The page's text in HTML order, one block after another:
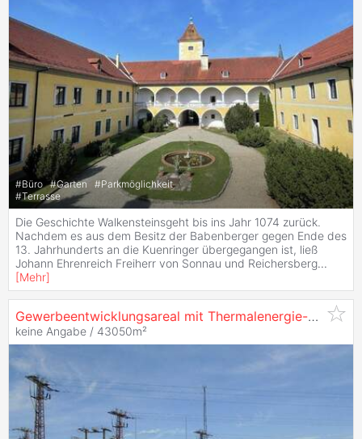
#Büro #Garten #Parkmöglichkeit
#Terrasse
Die Geschichte Walkensteinsgeht bis ins Jahr 1074 zurück.
Nachdem es aus dem Besitz der Babenberger gegen Ende des
13. Jahrhunderts an die Kuenringer übergegangen ist, ließ
Johann Ehrenreich Freiherr von Sonnau und Reichersberg...
[Mehr]
Gewerbeentwicklungsareal mit Thermalenergie-Potenzial Nahe
keine Angabe / 43050m²